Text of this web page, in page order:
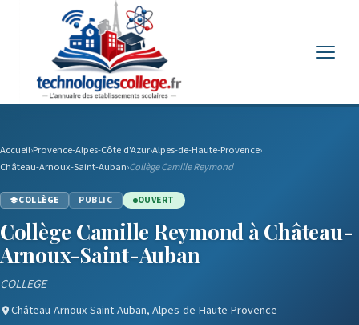
Accueil›Provence-Alpes-Côte d'Azur›Alpes-de-Haute-Provence›
Château-Arnoux-Saint-Auban›Collège Camille Reymond
COLLÈGE PUBLIC OUVERT
Collège Camille Reymond à Château-
Arnoux-Saint-Auban
COLLEGE
Château-Arnoux-Saint-Auban, Alpes-de-Haute-Provence